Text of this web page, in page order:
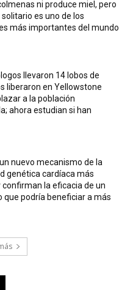
ni produce miel, pero
es uno de los
más importantes del mundo
llevaron 14 lobos de
liberaron en Yellowstone
a la población
ahora estudian si han
nuevo mecanismo de la
genética cardíaca más
la eficacia de un
podría beneficiar a más